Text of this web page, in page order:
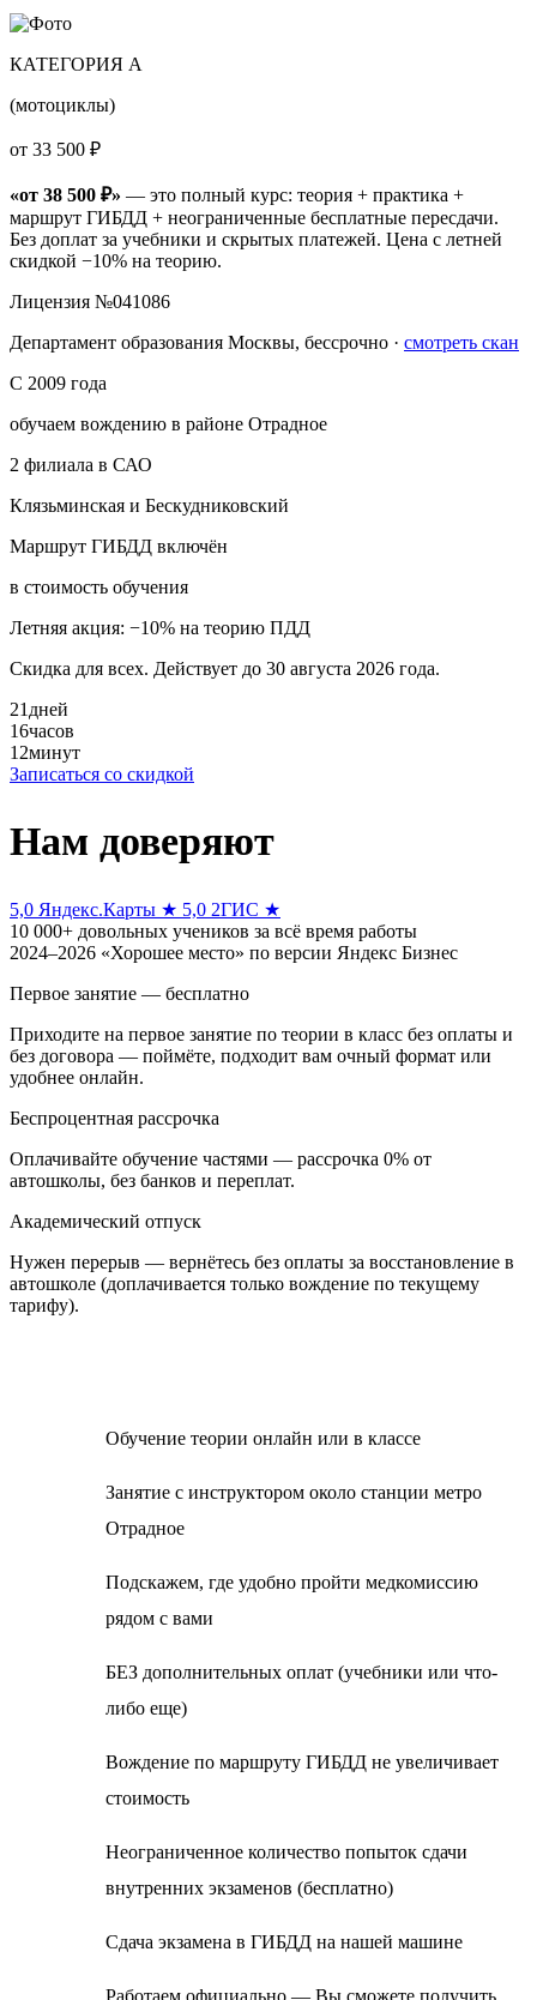
КАТЕГОРИЯ A
(мотоциклы)
от 33 500 ₽
«от 38 500 ₽» — это полный курс: теория + практика +
маршрут ГИБДД + неограниченные бесплатные пересдачи.
Без доплат за учебники и скрытых платежей. Цена с летней
скидкой −10% на теорию.
Лицензия №041086
Департамент образования Москвы, бессрочно · смотреть скан
С 2009 года
обучаем вождению в районе Отрадное
2 филиала в САО
Клязьминская и Бескудниковский
Маршрут ГИБДД включён
в стоимость обучения
Летняя акция: −10% на теорию ПДД
Скидка для всех. Действует до 30 августа 2026 года.
21 дней
16часов
12минут
Записаться со скидкой
Нам доверяют
5,0 Яндекс.Карты ★ 5,0 2ГИС ★
10 000+ довольных учеников за всё время работы
2024–2026 «Хорошее место» по версии Яндекс Бизнес
Первое занятие — бесплатно
Приходите на первое занятие по теории в класс без оплаты и
без договора — поймёте, подходит вам очный формат или
удобнее онлайн.
Беспроцентная рассрочка
Оплачивайте обучение частями — рассрочка 0% от
автошколы, без банков и переплат.
Академический отпуск
Нужен перерыв — вернётесь без оплаты за восстановление в
автошколе (доплачивается только вождение по текущему
тарифу).
Обучение теории онлайн или в классе
Занятие с инструктором около станции метро
Отрадное
Подскажем, где удобно пройти медкомиссию
рядом с вами
БЕЗ дополнительных оплат (учебники или что-
либо еще)
Вождение по маршруту ГИБДД не увеличивает
стоимость
Неограниченное количество попыток сдачи
внутренних экзаменов (бесплатно)
Сдача экзамена в ГИБДД на нашей машине